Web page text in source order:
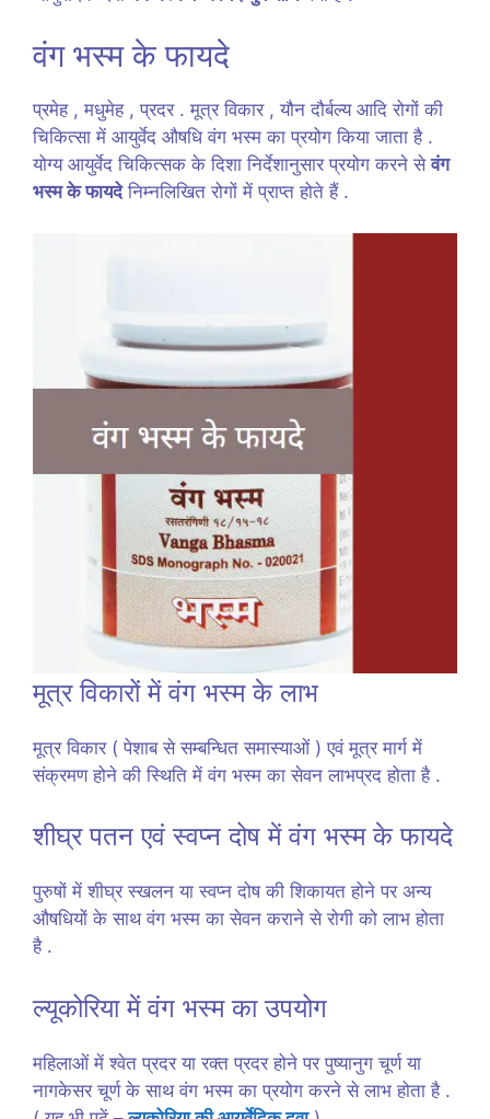
वंग भस्म के फायदे
प्रमेह , मधुमेह , प्रदर . मूत्र विकार , यौन दौर्बल्य आदि रोगों की
चिकित्सा में आयुर्वेद औषधि वंग भस्म का प्रयोग किया जाता है .
योग्य आयुर्वेद चिकित्सक के दिशा निर्देशानुसार प्रयोग करने सेवंग
भस्म के फायदेनिम्नलिखित रोगों में प्राप्त होते हैं .
मूत्र विकारों में वंग भस्म के लाभ
मूत्र विकार ( पेशाब से सम्बन्धित समास्याओं ) एवं मूत्र मार्ग में
संक्रमण होने की स्थिति में वंग भस्म का सेवन लाभप्रद होता है .
शीघ्र पतन एवं स्वप्न दोष में वंग भस्म के फायदे
पुरुषों में शीघ्र स्खलन या स्वप्न दोष की शिकायत होने पर अन्य
औषधियों के साथ वंग भस्म का सेवन कराने से रोगी को लाभ होता
है .
ल्यूकोरिया में वंग भस्म का उपयोग
महिलाओं में श्वेत प्रदर या रक्त प्रदर होने पर पुष्यानुग चूर्ण या
नागकेसर चूर्ण के साथ वंग भस्म का प्रयोग करने से लाभ होता है .